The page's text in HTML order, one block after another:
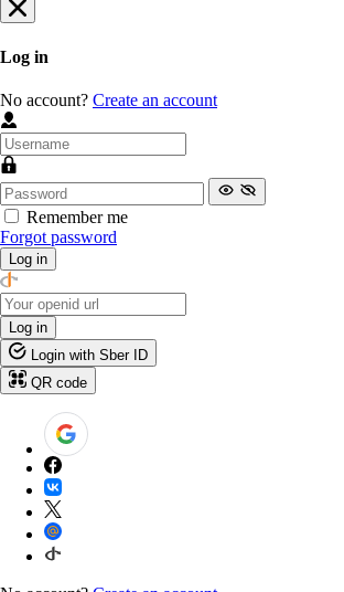
Log in
No account? Create an account
Remember me
Forgot password
Log in
Log in
Login with Sber ID
QR code